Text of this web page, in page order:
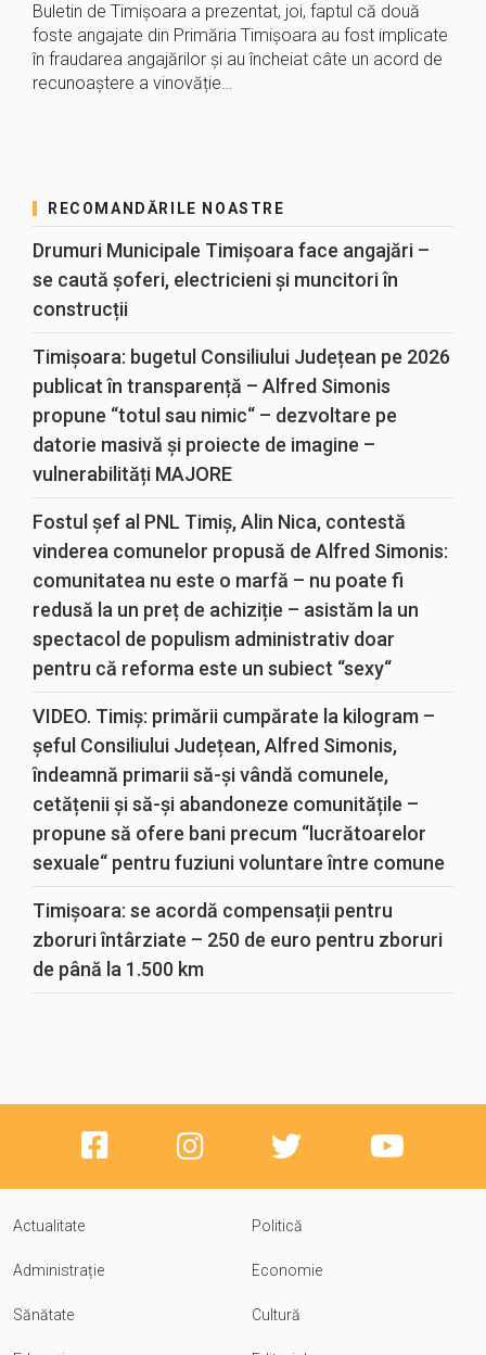
Buletin de Timișoara a prezentat, joi, faptul că două
foste angajate din Primăria Timișoara au fost implicate
în fraudarea angajărilor și au încheiat câte un acord de
recunoaștere a vinovăție…
RECOMANDĂRILE NOASTRE
Drumuri Municipale Timișoara face angajări –
se caută șoferi, electricieni și muncitori în
construcții
Timișoara: bugetul Consiliului Județean pe 2026
publicat în transparență – Alfred Simonis
propune “totul sau nimic“ – dezvoltare pe
datorie masivă și proiecte de imagine –
vulnerabilități MAJORE
Fostul șef al PNL Timiș, Alin Nica, contestă
vinderea comunelor propusă de Alfred Simonis:
comunitatea nu este o marfă – nu poate fi
redusă la un preț de achiziție – asistăm la un
spectacol de populism administrativ doar
pentru că reforma este un subiect “sexy“
VIDEO. Timiș: primării cumpărate la kilogram –
șeful Consiliului Județean, Alfred Simonis,
îndeamnă primarii să-și vândă comunele,
cetățenii și să-și abandoneze comunitățile –
propune să ofere bani precum “lucrătoarelor
sexuale“ pentru fuziuni voluntare între comune
Timișoara: se acordă compensații pentru
zboruri întârziate – 250 de euro pentru zboruri
de până la 1.500 km
Actualitate Politică
Administrație Economie
Sănătate Cultură